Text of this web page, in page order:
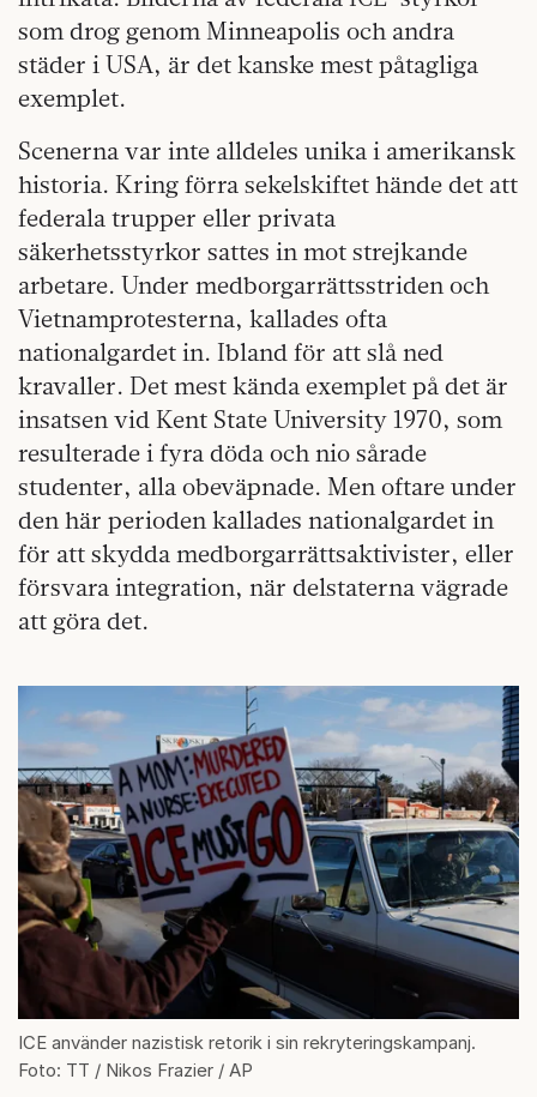
som drog genom Minneapolis och andra
städer i USA, är det kanske mest påtagliga
exemplet.
Scenerna var inte alldeles unika i amerikansk
historia. Kring förra sekelskiftet hände det att
federala trupper eller privata
säkerhetsstyrkor sattes in mot strejkande
arbetare. Under medborgarrättsstriden och
Vietnamprotesterna, kallades ofta
nationalgardet in. Ibland för att slå ned
kravaller. Det mest kända exemplet på det är
insatsen vid Kent State University 1970, som
resulterade i fyra döda och nio sårade
studenter, alla obeväpnade. Men oftare under
den här perioden kallades nationalgardet in
för att skydda medborgarrättsaktivister, eller
försvara integration, när delstaterna vägrade
att göra det.
ICE använder nazistisk retorik i sin rekryteringskampanj.
Foto: TT / Nikos Frazier / AP